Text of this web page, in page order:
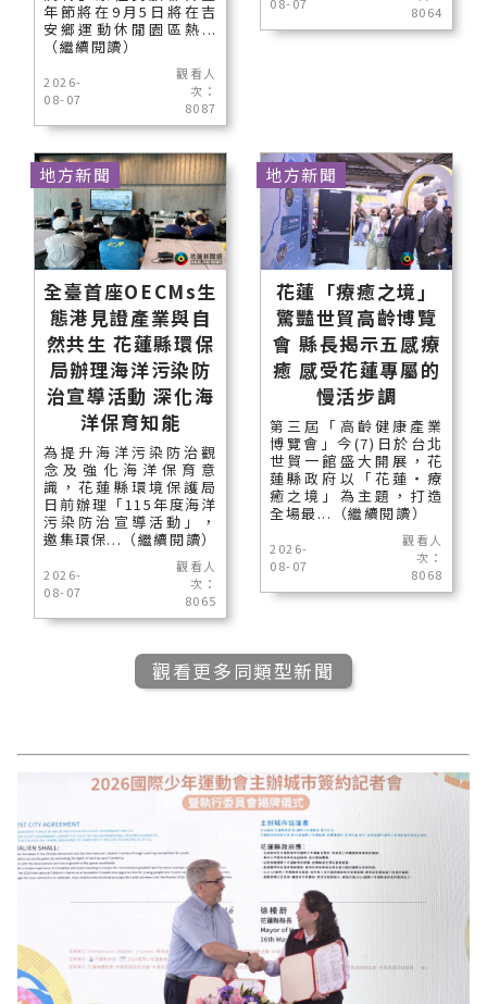
年節將在9月5日將在吉
安鄉運動休閒園區熱...
（繼續閱讀）
2026-
08-07
觀看人
次：
8087
8064
全臺首座OECMs生
態港見證產業與自
然共生 花蓮縣環保
局辦理海洋污染防
治宣導活動 深化海
洋保育知能
為提升海洋污染防治觀
念及強化海洋保育意
識，花蓮縣環境保護局
日前辦理「115年度海洋
污染防治宣導活動」，
邀集環保...（繼續閱讀）
2026-
08-07
觀看人
次：
8065
地方新聞
花蓮「療癒之境」
驚豔世貿高齡博覽
會 縣長揭示五感療
癒 感受花蓮專屬的
慢活步調
第三屆「高齡健康產業
博覽會」今(7)日於台北
世貿一館盛大開展，花
蓮縣政府以「花蓮‧療
癒之境」為主題，打造
全場最...（繼續閱讀）
2026-
08-07
觀看人
次：
8068
地方新聞
觀看更多同類型新聞